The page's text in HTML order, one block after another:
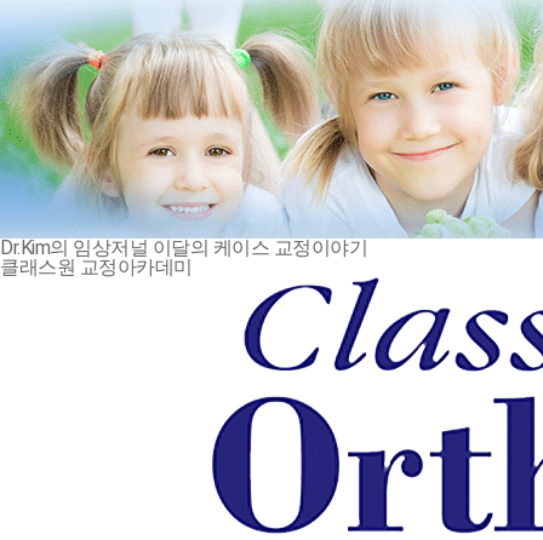
Dr.Kim의 임상저널 이달의 케이스 교정이야기
클래스원 교정아카데미